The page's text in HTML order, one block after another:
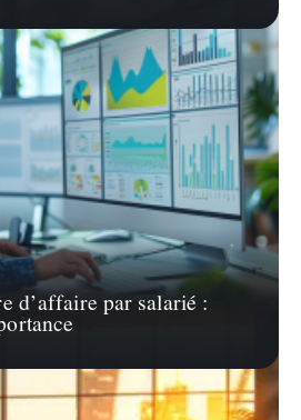
d’affaire par salarié :